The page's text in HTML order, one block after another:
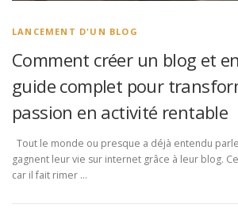
LANCEMENT D'UN BLOG
Comment créer un blog et
guide complet pour
passion en activité rentable
Tout le monde ou presque a déjà entendu
gagnent leur vie sur internet grâce à leur blog.
car il fait rimer …